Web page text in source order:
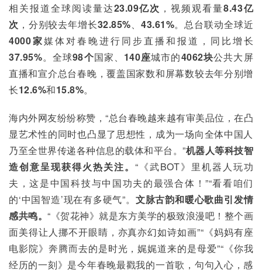
相关报道全球阅读量达23.09亿次 ，视频观看量8.43亿
次 ，分别较去年增长32.85%、43.61%。总台联动全球近
4000家媒体对春晚进行同步直播和报道，同比增长
37.95%。全球98个国家、 140座城市的4062块公共大屏
直播和宣介总台春晚，覆盖国家数和屏幕数较去年分别增
长12.6%和15.8%。
海内外网友纷纷称赞，“总台春晚越来越有审美品位，在凸
显艺术性的同时也凸显了思想性，成为一场向全体中国人
乃至全世界传递各种信息的载体和平台。”机器人等科技智
造创意呈现获得火热关注。 “《武BOT》里机器人玩功
夫，这是中国科技与中国功夫的最强合体！”“看看咱们
的‘中国智造’现在有多硬气”。 文脉古韵和暖心歌曲引发情
感共鸣。 “《贺花神》就是东方美学的极致浪漫吧！整个画
面美得让人挪不开眼睛，亦真亦幻如诗如画”“《妈妈有座
电影院》奔腾而去的是时光，娓娓道来的是母爱”“《你我
经历的一刻》是今年春晚最戳我的一首歌，句句入心，感